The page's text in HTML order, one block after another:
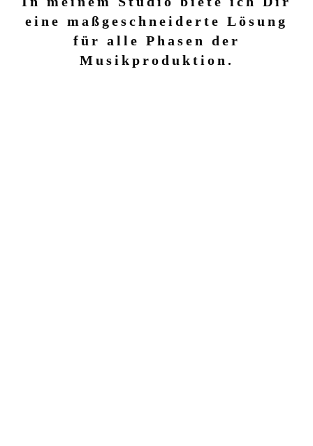
eine maßgeschneiderte Lösung
für alle Phasen der
Musikproduktion.